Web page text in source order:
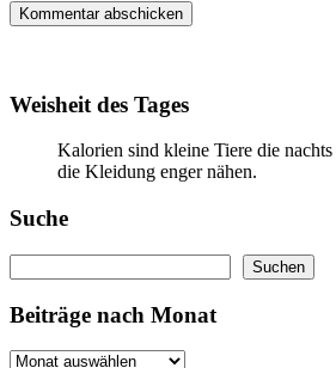
Weisheit des Tages
Kalorien sind kleine Tiere die nachts
die Kleidung enger nähen.
Suche
Suchen
Beiträge nach Monat